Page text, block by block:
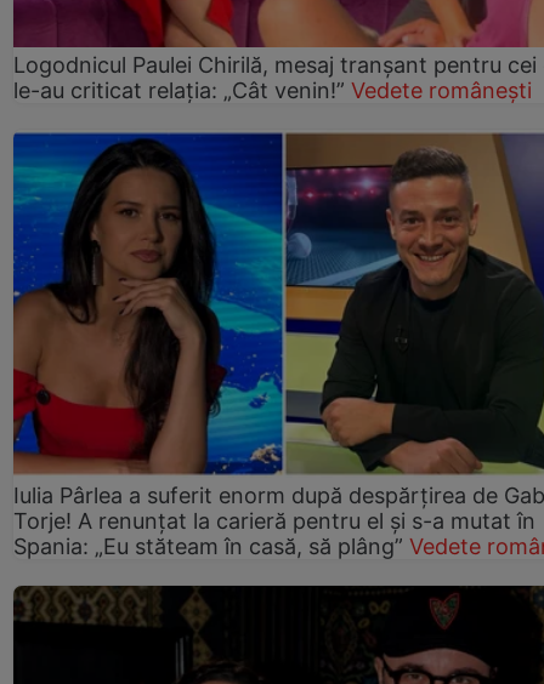
Logodnicul Paulei Chirilă, mesaj tranșant pentru cei
le-au criticat relația: „Cât venin!” Vedete românești
Iulia Pârlea a suferit enorm după despărțirea de
Torje! A renunțat la carieră pentru el și s-a mutat în
Spania: „Eu stăteam în casă, să plâng” Vedete